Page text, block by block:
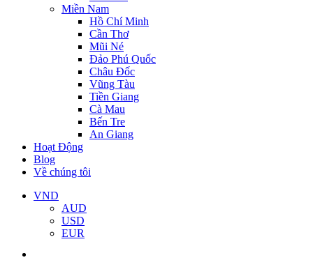
Miền Nam
Hồ Chí Minh
Cần Thơ
Mũi Né
Đảo Phú Quốc
Châu Đốc
Vũng Tàu
Tiền Giang
Cà Mau
Bến Tre
An Giang
Hoạt Động
Blog
Về chúng tôi
VND
AUD
USD
EUR